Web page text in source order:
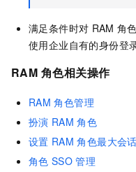
满足条件时对 RAM 角
使用企业自有的身份登
RAM 角色相关操作
RAM 角色管理
扮演 RAM 角色
设置 RAM 角色最大会
角色 SSO 管理